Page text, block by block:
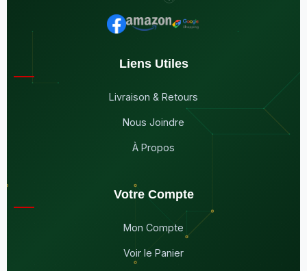
Liens Utiles
Livraison & Retours
Nous Joindre
À Propos
Votre Compte
Mon Compte
Voir le Panier